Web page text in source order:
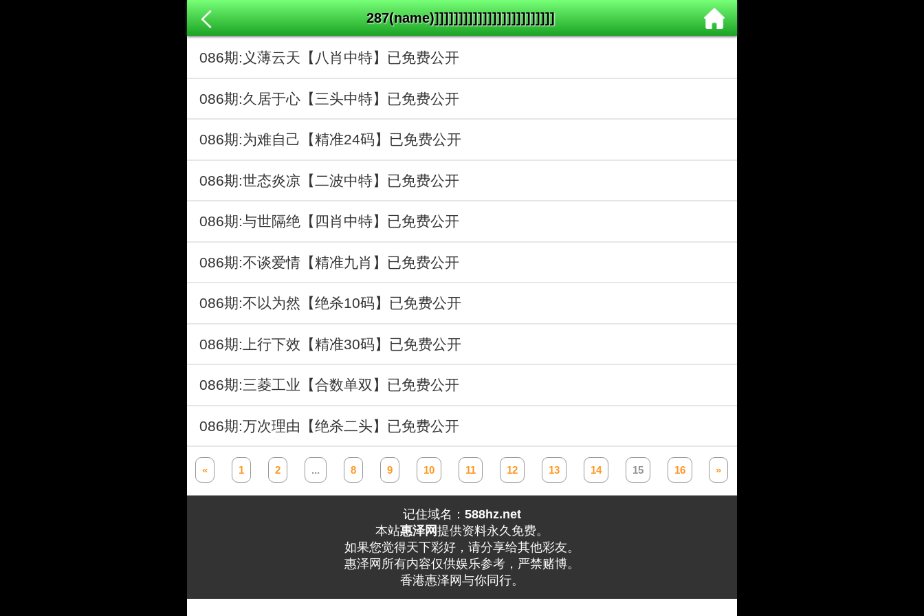
287(name)]]]]]]]]]]]]]]]]]]]]]]]]]
086期:义薄云天【八肖中特】已免费公开
086期:久居于心【三头中特】已免费公开
086期:为难自己【精准24码】已免费公开
086期:世态炎凉【二波中特】已免费公开
086期:与世隔绝【四肖中特】已免费公开
086期:不谈爱情【精准九肖】已免费公开
086期:不以为然【绝杀10码】已免费公开
086期:上行下效【精准30码】已免费公开
086期:三菱工业【合数单双】已免费公开
086期:万次理由【绝杀二头】已免费公开
« 1 2 ... 8 9 10 11 12 13 14 15 16 »
记住域名： 588hz.net
本站惠泽网提供资料永久免费。
如果您觉得天下彩好，请分享给其他彩友。
惠泽网所有内容仅供娱乐参考，严禁赌博。
香港惠泽网与你同行。